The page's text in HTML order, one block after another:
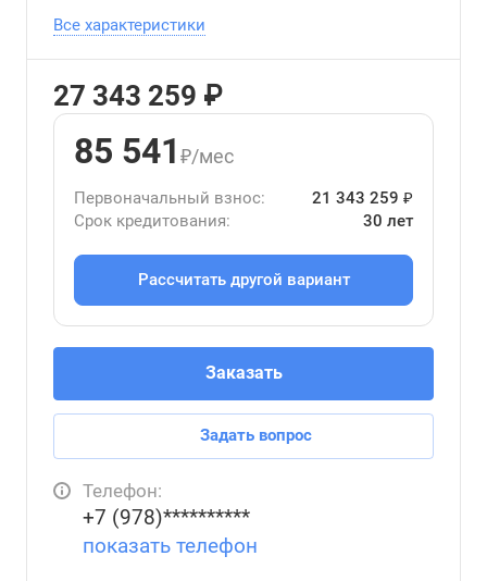
Все характеристики
27 343 259 ₽
85 541 ₽/мес
Первоначальный взнос:
21 343 259 ₽
Срок кредитования:
30 лет
Рассчитать другой вариант
Заказать
Задать вопрос
Телефон:
+7 (978)**********
показать телефон